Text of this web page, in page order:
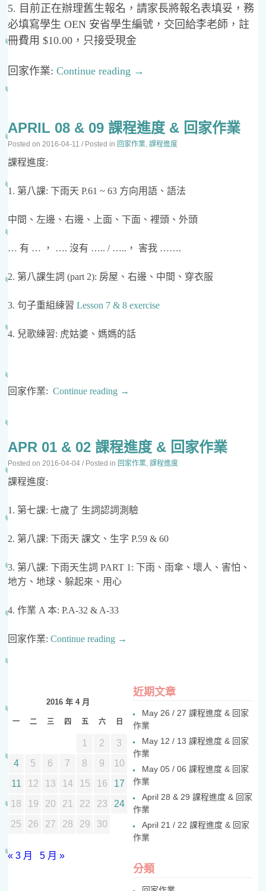
5. 目前正在辦理舊生報名，請家長將報名表填妥，務
必填寫學生 OEN 安省學生編號，交回給李老師，註
冊費用 $10.00，只接受現金
回家作業:Continue reading →
APRIL 08 & 09 課程進度 & 回家作業
Posted on2016-04-11 / Posted in 回家作業,課程進度
課程進度:
1. 第八課: 下雨天 P.61 ~ 63 方向用語、語法
中間、左邊、右邊、上面、下面、裡頭、外頭
… 有 … ， …. 沒有 ….. / …..， 害我 …….
2. 第八課生詞 (part 2): 房屋、右邊、中間、穿衣服
3. 句子重組練習Lesson 7 & 8 exercise
4. 兒歌練習: 虎姑婆、媽媽的話
回家作業:Continue reading →
APR 01 & 02 課程進度 & 回家作業
Posted on2016-04-04 / Posted in 回家作業,課程進度
課程進度:
1. 第七課: 七歲了 生詞認詞測驗
2. 第八課: 下雨天 課文、生字 P.59 & 60
3. 第八課: 下雨天生詞 PART 1: 下雨、雨傘、壞人、害怕、
地方、地球、躲起來、用心
4. 作業 A 本: P.A-32 & A-33
回家作業:Continue reading →
2016 年 4 月
一 二 三 四 五 六 日
1 2
3
4
5 6 7 8 9
10
11
12 13 14 15 16
17
18
19 20 21 22 23
24
25
26 27 28 29 30
« 3 月 5 月 »
近期文章
May 26 / 27 課程進度 & 回家
作業
May 12 / 13 課程進度 & 回家
作業
May 05 / 06 課程進度 & 回家
作業
April 28 & 29 課程進度 & 回家
作業
April 21 / 22 課程進度 & 回家
作業
分類